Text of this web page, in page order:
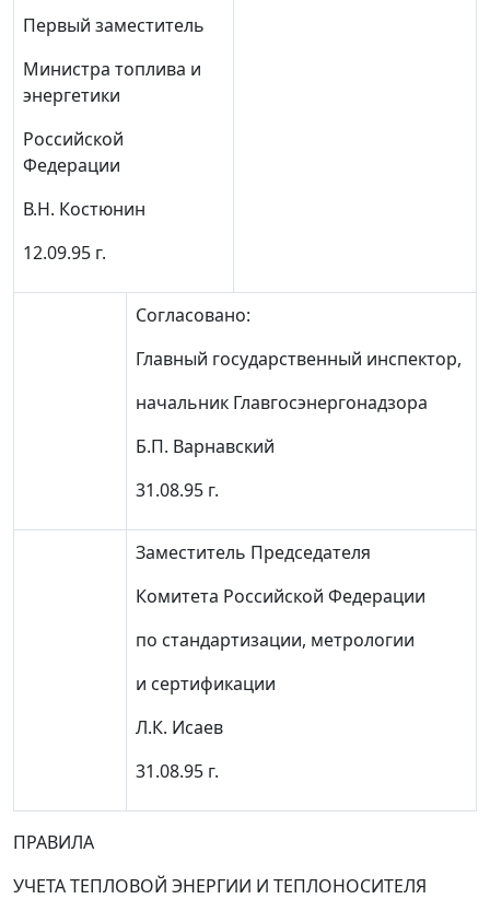
Первый заместитель
Министра топлива и
энергетики
Российской
Федерации
В.Н. Костюнин
12.09.95 г.
Согласовано:
Главный государственный инспектор,
начальник Главгосэнергонадзора
Б.П. Варнавский
31.08.95 г.
Заместитель Председателя
Комитета Российской Федерации
по стандартизации, метрологии
и сертификации
Л.К. Исаев
31.08.95 г.
ПРАВИЛА
УЧЕТА ТЕПЛОВОЙ ЭНЕРГИИ И ТЕПЛОНОСИТЕЛЯ